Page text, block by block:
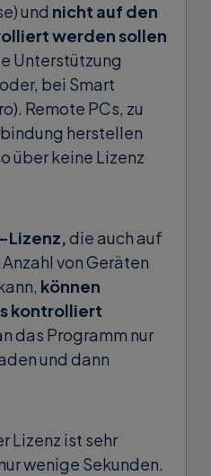
und nicht auf den
werden sollen
Unterstützung
bei Smart
Remote PCs, zu
herstellen
über keine Lizenz
Lizenz,die auch auf
von Geräten
können
kontrolliert
das Programm nur
und dann
Lizenz ist sehr
wenige Sekunden.